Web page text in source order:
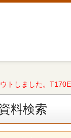
トしました。
資料検索